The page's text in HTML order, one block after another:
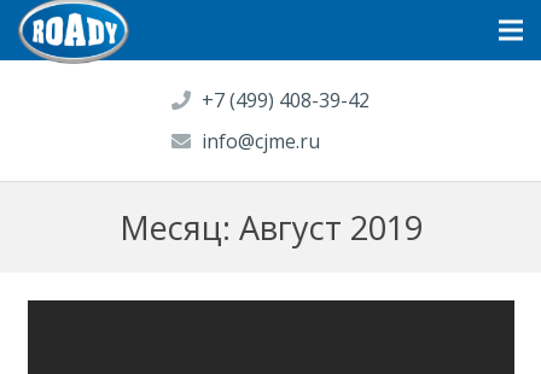
+7 (499) 408-39-42
info@cjme.ru
Месяц: Август 2019